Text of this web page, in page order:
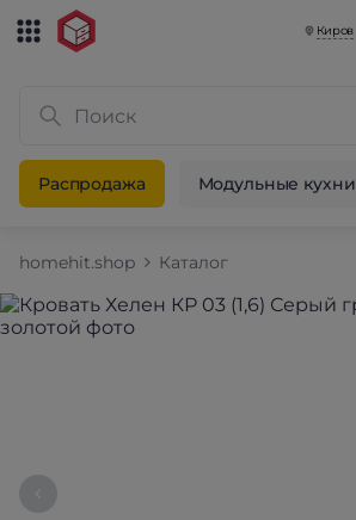
Киров
Распродажа Модульные кухни
homehit.shop Каталог